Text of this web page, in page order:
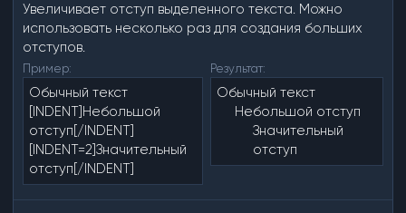
Увеличивает отступ выделенного текста. Можно
использовать несколько раз для создания больших
отступов.
Пример:
Обычный текст
[INDENT]Небольшой
отступ[/INDENT]
[INDENT=2]Значительный
отступ[/INDENT]
Результат:
Обычный текст
Небольшой отступ​
Значительный
отступ​